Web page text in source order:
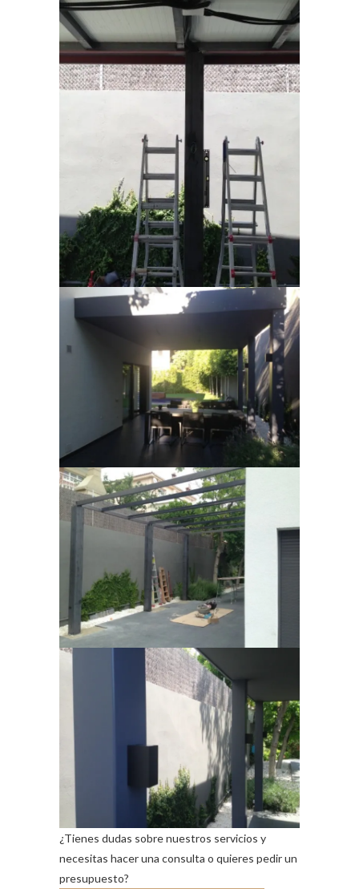
¿Tienes dudas sobre nuestros servicios y
necesitas hacer una consulta o quieres pedir un
presupuesto?